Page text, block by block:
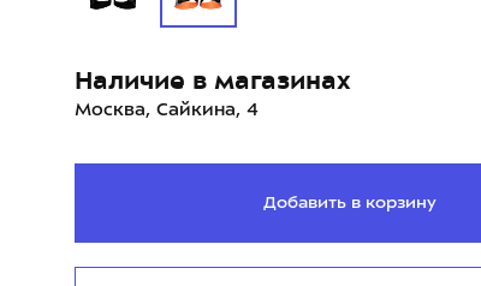
Наличие в магазинах
Москва, Сайкина, 4
Добавить в корзину